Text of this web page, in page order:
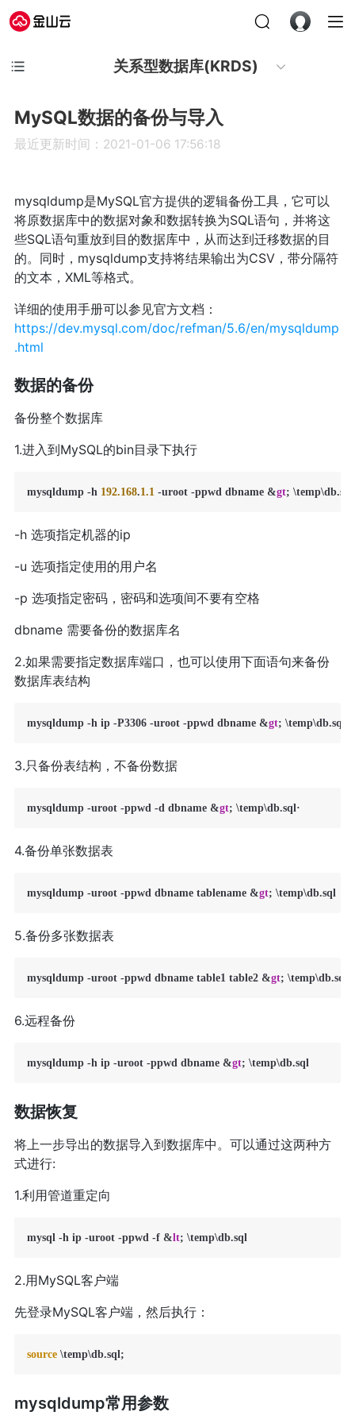
关系型数据库(KRDS)
MySQL数据的备份与导入
最近更新时间：2021-01-06 17:56:18
mysqldump是MySQL官方提供的逻辑备份工具，它可以
将原数据库中的数据对象和数据转换为SQL语句，并将这
些SQL语句重放到目的数据库中，从而达到迁移数据的目
的。同时，mysqldump支持将结果输出为CSV，带分隔符
的文本，XML等格式。
详细的使用手册可以参见官方文档：
https://dev.mysql.com/doc/refman/5.6/en/mysqldump
.html
数据的备份
备份整个数据库
1.进入到MySQL的bin目录下执行
mysqldump -h 192.168.1.1 -uroot -ppwd dbname &gt
-h 选项指定机器的ip
-u 选项指定使用的用户名
-p 选项指定密码，密码和选项间不要有空格
dbname 需要备份的数据库名
2.如果需要指定数据库端口，也可以使用下面语句来备份
数据库表结构
mysqldump -h ip -P3306 -uroot -ppwd dbname &gt
3.只备份表结构，不备份数据
mysqldump -uroot -ppwd -d dbname &gt
4.备份单张数据表
mysqldump -uroot -ppwd dbname tablename &gt ; \temp\db.sql
5.备份多张数据表
mysqldump -uroot -ppwd dbname table1 table2 &gt
6.远程备份
mysqldump -h ip -uroot -ppwd dbname &gt ; \temp\db.sql
数据恢复
将上一步导出的数据导入到数据库中。可以通过这两种方
式进行:
1.利用管道重定向
mysql -h ip -uroot -ppwd -f &lt ; \temp\db.sql
2.用MySQL客户端
先登录MySQL客户端，然后执行：
source
mysqldump常用参数